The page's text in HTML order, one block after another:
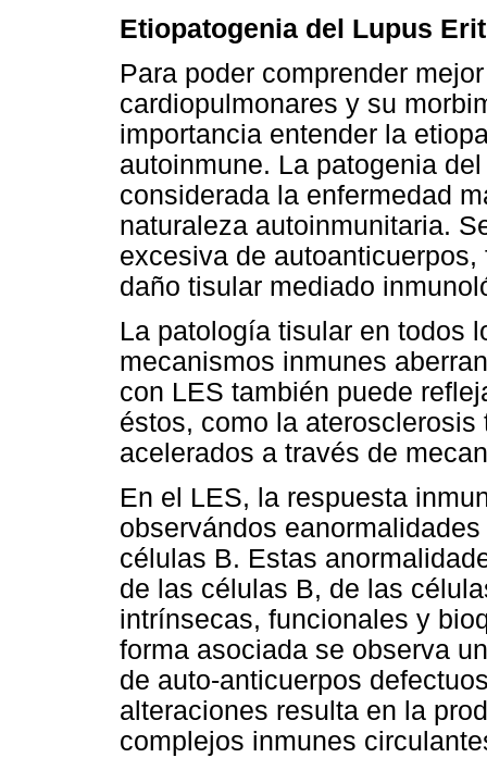
Etiopatogenia del Lupus
Para poder comprender
cardiopulmonares y su
importancia entender la
autoinmune. La patogenia
considerada la enfermedad
naturaleza autoinmunitaria.
excesiva de
daño tisular mediado
La patología tisular en todos
mecanismos inmunes
con LES también puede
éstos, como la
acelerados a través de
En el LES, la respuesta
observándos
células B. Estas
de las células B, de las
intrínsecas, funcionales y
forma asociada se observa
de auto-anticuerpos
alteraciones resulta en la
complejos inmunes